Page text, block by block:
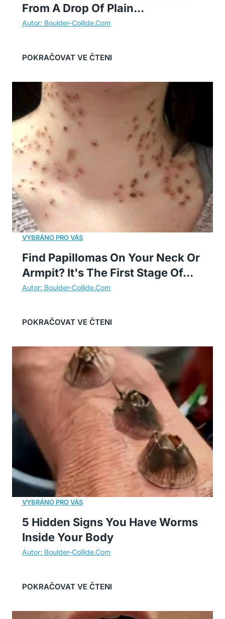
From A Drop Of Plain...
Find Papillomas On Your Neck Or
Armpit? It's The First Stage Of...
5 Hidden Signs You Have Worms
Inside Your Body